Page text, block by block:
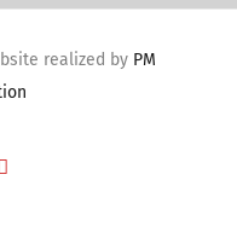
realized by PM